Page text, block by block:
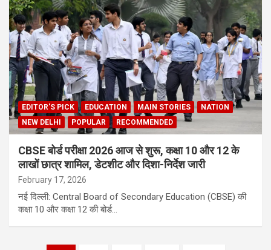
EDITOR'S PICK EDUCATION MAIN STORIES
NATION
NEW DELHI
POPULAR RECOMMENDED
CBSE बोर्ड परीक्षा 2026 आज से शुरू, कक्षा 10 और 12 के
लाखों छात्र शामिल, डेटशीट और दिशा-निर्देश जारी
February 17, 2026
नई दिल्ली: Central Board of Secondary Education (CBSE) की
कक्षा 10 और कक्षा 12 की बोर्ड…